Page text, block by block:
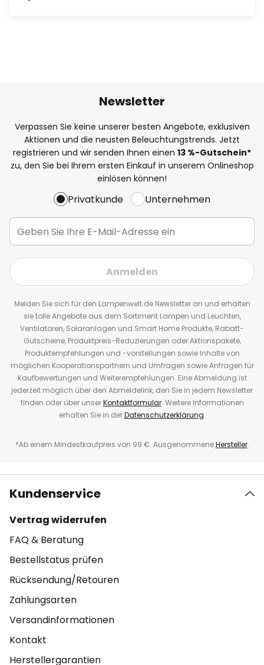
Newsletter
Verpassen Sie keine unserer besten Angebote, exklusiven
Aktionen und die neusten Beleuchtungstrends. Jetzt
registrieren und wir senden Ihnen einen 13 %-Gutschein*
zu, den Sie bei Ihrem ersten Einkauf in unserem Onlineshop
einlösen können!
Privatkunde Unternehmen
Anmelden
Melden Sie sich für den Lampenwelt.de Newsletter an und erhalten
sie tolle Angebote aus dem Sortiment Lampen und Leuchten,
Ventilatoren, Solaranlagen und Smart Home Produkte, Rabatt-
Gutscheine, Produktpreis-Reduzierungen oder Aktionspakete,
Produktempfehlungen und -vorstellungen sowie Inhalte von
möglichen Kooperationspartnern und Umfragen sowie Anfragen für
Kaufbewertungen und Weiterempfehlungen. Eine Abmeldung ist
jederzeit möglich über den Abmeldelink, den Sie in jedem Newsletter
finden oder über unserKontaktformular. Weitere Informationen
erhalten Sie in derDatenschutzerklärung.
*Ab einem Mindestkaufpreis von 99 €. AusgenommeneHersteller.
Kundenservice
Vertrag widerrufen
FAQ & Beratung
Bestellstatus prüfen
Rücksendung/Retouren
Zahlungsarten
Versandinformationen
Kontakt
Herstellergarantien